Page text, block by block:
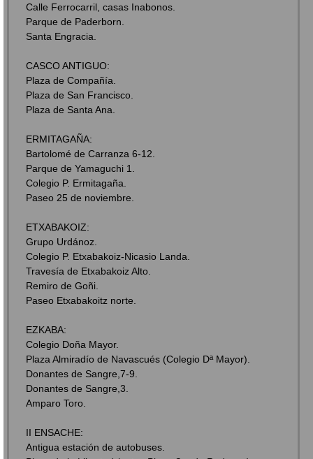
Calle Ferrocarril, casas Inabonos.
Parque de Paderborn.
Santa Engracia.
CASCO ANTIGUO:
Plaza de Compañía.
Plaza de San Francisco.
Plaza de Santa Ana.
ERMITAGAÑA:
Bartolomé de Carranza 6-12.
Parque de Yamaguchi 1.
Colegio P. Ermitagaña.
Paseo 25 de noviembre.
ETXABAKOIZ:
Grupo Urdánoz.
Colegio P. Etxabakoiz-Nicasio Landa.
Travesía de Etxabakoiz Alto.
Remiro de Goñi.
Paseo Etxabakoitz norte.
EZKABA:
Colegio Doña Mayor.
Plaza Almiradío de Navascués (Colegio Dª Mayor).
Donantes de Sangre,7-9.
Donantes de Sangre,3.
Amparo Toro.
II ENSACHE:
Antigua estación de autobuses.